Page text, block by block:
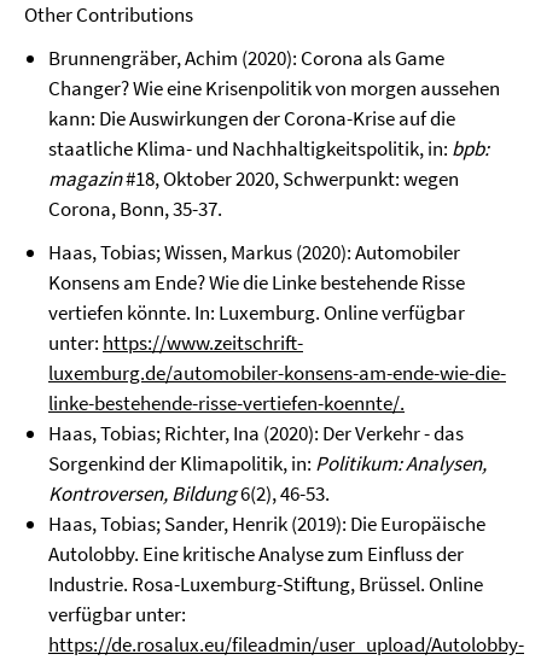
Other Contributions
Brunnengräber, Achim (2020): Corona als Game
Changer? Wie eine Krisenpolitik von morgen aussehen
kann: Die Auswirkungen der Corona-Krise auf die
staatliche Klima- und Nachhaltigkeitspolitik, in: bpb:
magazin#18, Oktober 2020, Schwerpunkt: wegen
Corona, Bonn, 35-37.
Haas, Tobias; Wissen, Markus (2020): Automobiler
Konsens am Ende? Wie die Linke bestehende Risse
vertiefen könnte. In: Luxemburg. Online verfügbar
unter: https://www.zeitschrift-
luxemburg.de/automobiler-konsens-am-ende-wie-die-
linke-bestehende-risse-vertiefen-koennte/.
Haas, Tobias; Richter, Ina (2020): Der Verkehr - das
Sorgenkind der Klimapolitik, in: Politikum: Analysen,
Kontroversen, Bildung6(2), 46-53.
Haas, Tobias; Sander, Henrik (2019): Die Europäische
Autolobby. Eine kritische Analyse zum Einfluss der
Industrie. Rosa-Luxemburg-Stiftung, Brüssel. Online
verfügbar unter:
https://de.rosalux.eu/fileadmin/user_upload/Autolobby-